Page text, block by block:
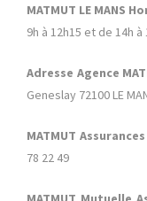
MATMUT LE MANS
9h à 12h15 et de 14h
Adresse Agence
Geneslay 72100 LE
MATMUT
78 22 49